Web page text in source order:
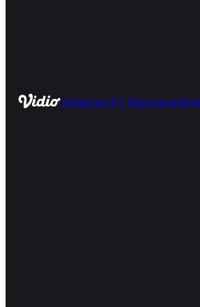
HomeLiveTV ShowSports